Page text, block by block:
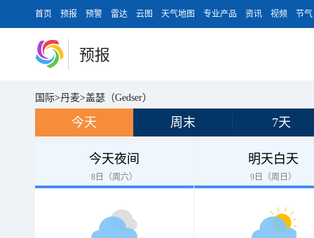
首页 预报 预警 雷达 云图 天气地图 专业产品 资讯 视频 节气
预报
国际>丹麦>盖瑟（Gedser）
今天 周末 7天
今天夜间
8日（周六）
明天白天
9日（周日）